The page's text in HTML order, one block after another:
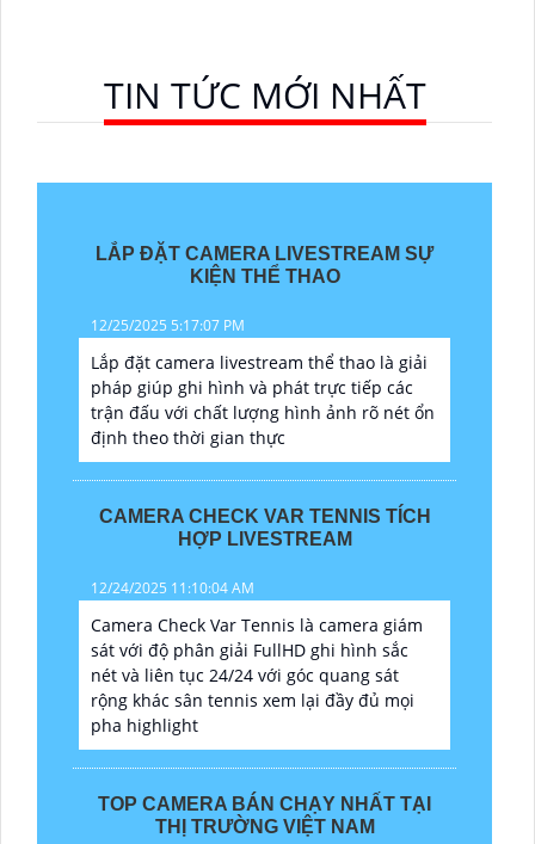
TIN TỨC MỚI NHẤT
LẮP ĐẶT CAMERA LIVESTREAM SỰ
KIỆN THỂ THAO
12/25/2025 5:17:07 PM
Lắp đặt camera livestream thể thao là giải
pháp giúp ghi hình và phát trực tiếp các
trận đấu với chất lượng hình ảnh rõ nét ổn
định theo thời gian thực
CAMERA CHECK VAR TENNIS TÍCH
HỢP LIVESTREAM
12/24/2025 11:10:04 AM
Camera Check Var Tennis là camera giám
sát với độ phân giải FullHD ghi hình sắc
nét và liên tục 24/24 với góc quang sát
rộng khác sân tennis xem lại đầy đủ mọi
pha highlight
TOP CAMERA BÁN CHẠY NHẤT TẠI
THỊ TRƯỜNG VIỆT NAM